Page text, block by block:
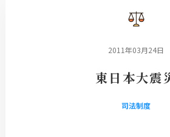
2011年03月24日
東日本大震
司法制度